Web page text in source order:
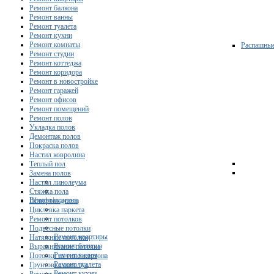
Ремонт/отделка
Ремонт квартиры
Ремонт балкона
Ремонт ванны
Ремонт туалета
Ремонт балкона
Ремонт ванны
Ремонт туалета
Ремонт кухни
Ремонт комнаты
Ремонт студии
Ремонт коттеджа
Ремонт коридора
Ремонт в новостройке
Ремонт гаражей
Ремонт офисов
Ремонт помещений
Ремонт полов
Укладка полов
Демонтаж полов
Покраска полов
Настил ковролина
Теплый пол
Замена полов
Настил линолеума
Стяжка пола
Шлифовка пола
Циклевка паркета
Ремонт потолков
Подвесные потолки
Натяжные потолки
Выравнивание потолка
Потолки из гипсокартона
Грунтовка потолка